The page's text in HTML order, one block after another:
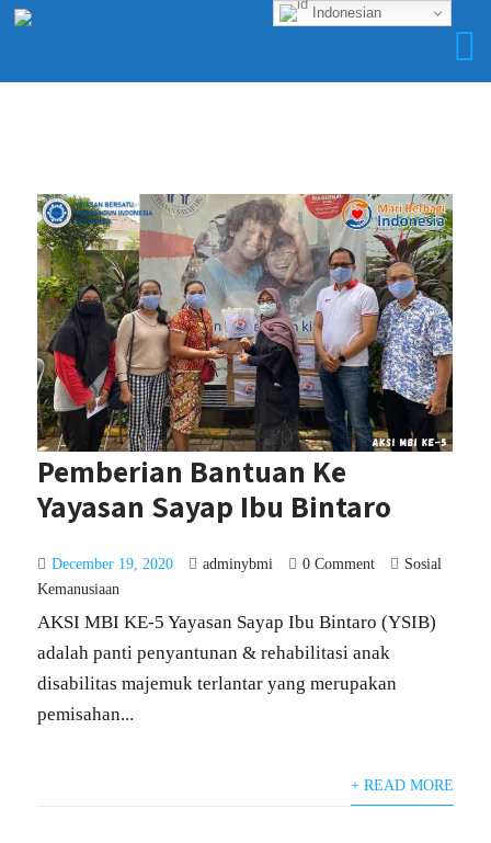
Pemberian Bantuan Ke
Yayasan Sayap Ibu Bintaro
December 19, 2020 adminybmi 0 Comment
Sosial
Kemanusiaan
AKSI MBI KE-5 Yayasan Sayap Ibu Bintaro (YSIB)
adalah panti penyantunan & rehabilitasi anak
disabilitas majemuk terlantar yang merupakan
pemisahan...
+ READ MORE
Indonesian